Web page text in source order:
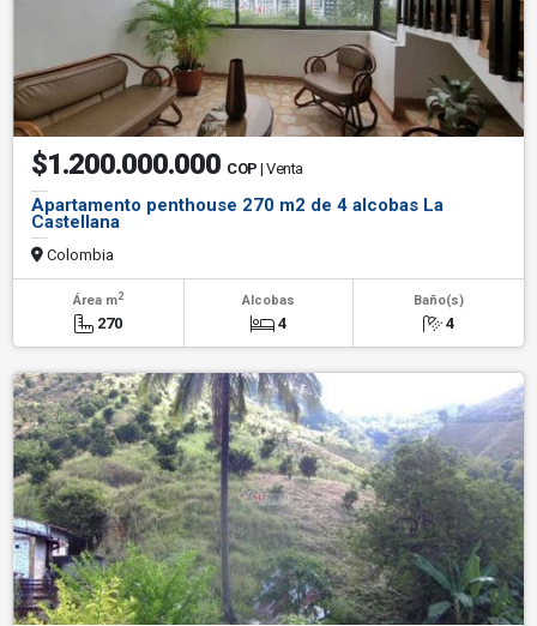
$1.200.000.000 COP | Venta
Apartamento penthouse 270 m2 de 4 alcobas La
Castellana
Colombia
Área m2
270
Alcobas
4
Baño(s)
4